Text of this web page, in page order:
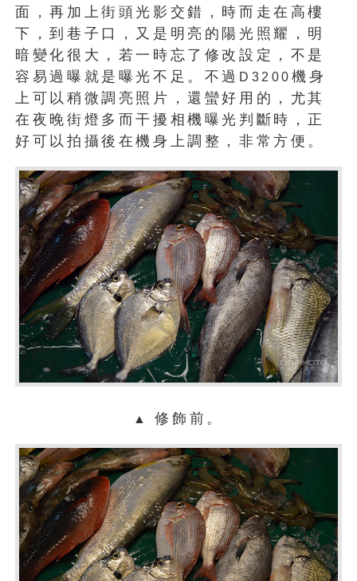
面，再加上街頭光影交錯，時而走在高樓
下，到巷子口，又是明亮的陽光照耀，明
暗變化很大，若一時忘了修改設定，不是
容易過曝就是曝光不足。不過 D3200 機身
上可以稍微調亮照片，還蠻好用的，尤其
在夜晚街燈多而干擾相機曝光判斷時，正
好可以拍攝後在機身上調整，非常方便。
▲修飾前。